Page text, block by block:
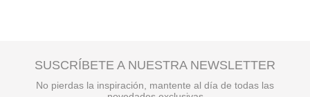
SUSCRÍBETE A NUESTRA NEWSLETTER
No pierdas la inspiración, mantente al día de todas las